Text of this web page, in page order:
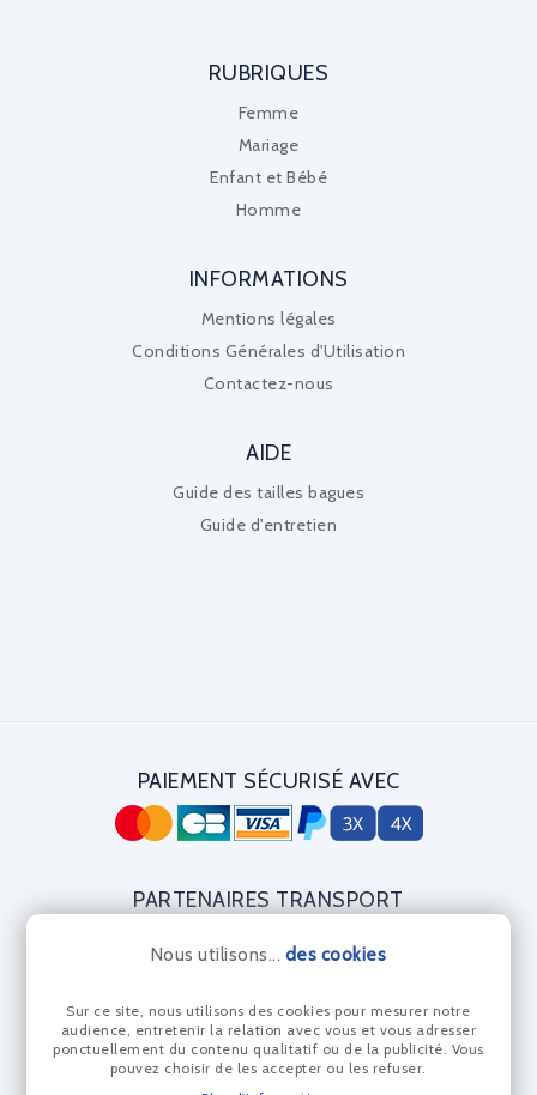
RUBRIQUES
Femme
Mariage
Enfant et Bébé
Homme
INFORMATIONS
Mentions légales
Conditions Générales d'Utilisation
Contactez-nous
AIDE
Guide des tailles bagues
Guide d'entretien
Nous utilisons... des cookies
Sur ce site, nous utilisons des cookies pour mesurer notre
audience, entretenir la relation avec vous et vous adresser
ponctuellement du contenu qualitatif ou de la publicité. Vous
pouvez choisir de les accepter ou les refuser.
PAIEMENT SÉCURISÉ AVEC
PARTENAIRES TRANSPORT
CERTIFICAT DIAMANT